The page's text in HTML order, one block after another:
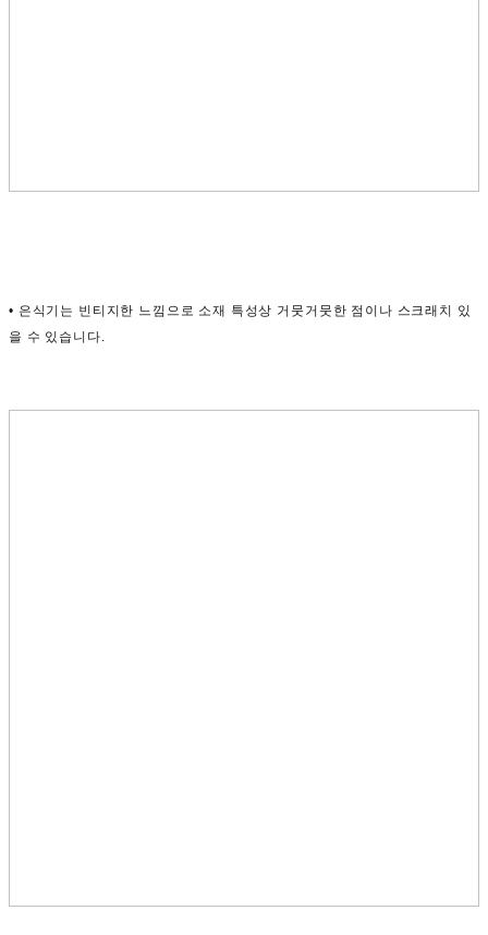
• 은식기는 빈티지한 느낌으로 소재 특성상 거뭇거뭇한 점이나 스크래치 있
을 수 있습니다.